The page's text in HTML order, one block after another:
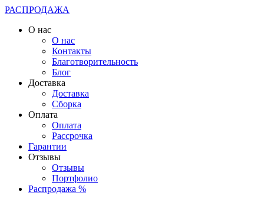
РАСПРОДАЖА
О нас
О нас
Контакты
Благотворительность
Блог
Доставка
Доставка
Сборка
Оплата
Оплата
Рассрочка
Гарантии
Отзывы
Отзывы
Портфолио
Распродажа %